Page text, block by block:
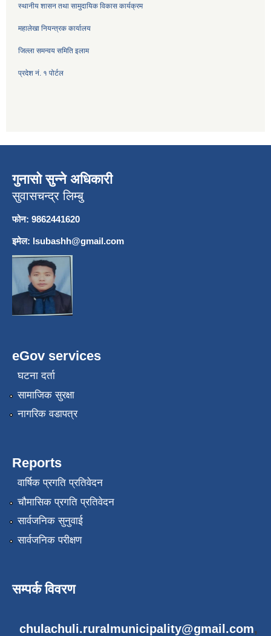
स्थानीय शासन तथा सामुदायिक विकास कार्यक्रम
महालेखा नियन्त्रक कार्यालय
जिल्ला समन्वय समिति इलाम
प्रदेश नं. १ पोर्टल
गुनासो सुन्ने अधिकारी
सुवासचन्द्र लिम्बु
फोन: 9862441620
इमेल: lsubashh@gmail.com
eGov services
घटना दर्ता
सामाजिक सुरक्षा
नागरिक वडापत्र
Reports
वार्षिक प्रगति प्रतिवेदन
चौमासिक प्रगति प्रतिवेदन
सार्वजनिक सुनुवाई
सार्वजनिक परीक्षण
सम्पर्क विवरण
chulachuli.ruralmunicipality@gmail.com,